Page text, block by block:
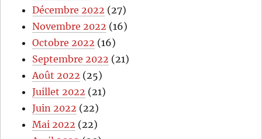
Décembre 2022 (27)
Novembre 2022 (16)
Octobre 2022 (16)
Septembre 2022 (21)
Août 2022 (25)
Juillet 2022 (21)
Juin 2022 (22)
Mai 2022 (22)